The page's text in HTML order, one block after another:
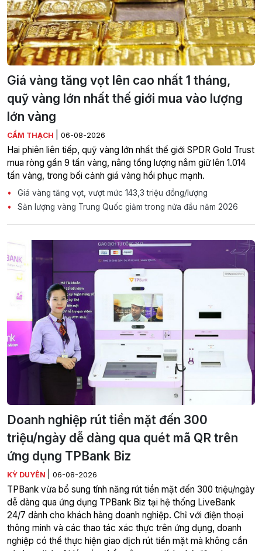
Giá vàng tăng vọt lên cao nhất 1 tháng,
quỹ vàng lớn nhất thế giới mua vào lượng
lớn vàng
CẨM THẠCH 06-08-2026
Hai phiên liên tiếp, quỹ vàng lớn nhất thế giới SPDR Gold Trust
mua ròng gần 9 tấn vàng, nâng tổng lượng nắm giữ lên 1.014
tấn vàng, trong bối cảnh giá vàng hồi phục mạnh.
Giá vàng tăng vọt, vượt mức 143,3 triệu đồng/lượng
Sản lượng vàng Trung Quốc giảm trong nửa đầu năm 2026
Doanh nghiệp rút tiền mặt đến 300
triệu/ngày dễ dàng qua quét mã QR trên
ứng dụng TPBank Biz
KỲ DUYÊN 06-08-2026
TPBank vừa bổ sung tính năng rút tiền mặt đến 300 triệu/ngày
dễ dàng qua ứng dụng TPBank Biz tại hệ thống LiveBank
24/7 dành cho khách hàng doanh nghiệp. Chỉ với điện thoại
thông minh và các thao tác xác thực trên ứng dụng, doanh
nghiệp có thể thực hiện giao dịch rút tiền mặt mà không cần